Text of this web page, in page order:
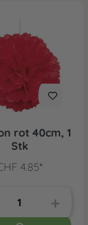
rot 40cm, 1
Stk
4.85*